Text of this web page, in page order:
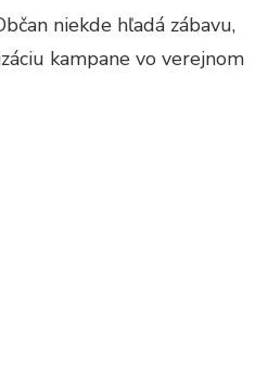
niekde hľadá zábavu,
kampane vo verejnom